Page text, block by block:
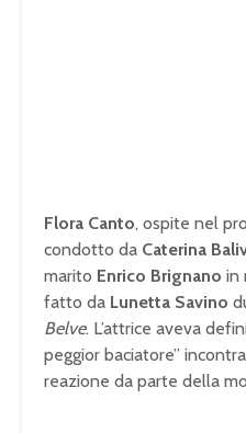
Flora Canto, ospite nel
condotto da Caterina
marito Enrico Brignano in
fatto da Lunetta Savino
Belve. L’attrice aveva
peggior baciatore”
reazione da parte della